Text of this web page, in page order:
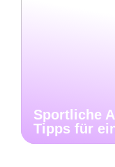
Sportliche
Tipps für